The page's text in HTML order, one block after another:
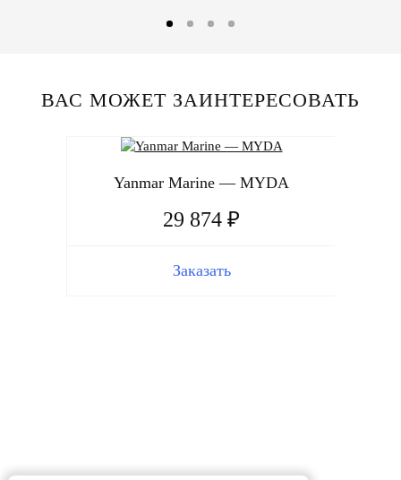
ВАС МОЖЕТ ЗАИНТЕРЕСОВАТЬ
Yanmar Marine — MYDA
29 874 ₽
Заказать